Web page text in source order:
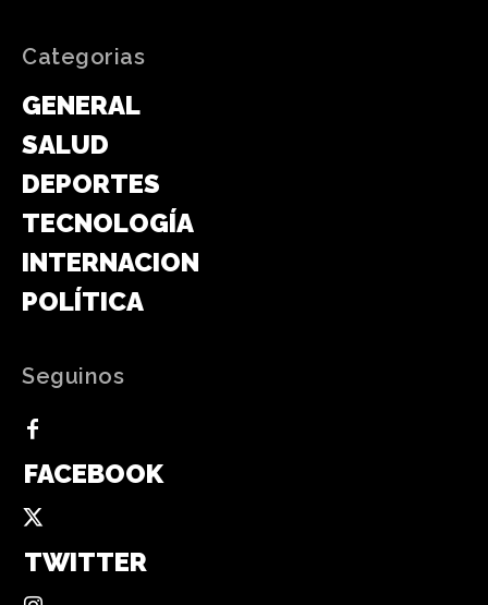
Categorias
GENERAL
SALUD
DEPORTES
TECNOLOGÍA
INTERNACIONAL
POLÍTICA
Seguinos
FACEBOOK
TWITTER